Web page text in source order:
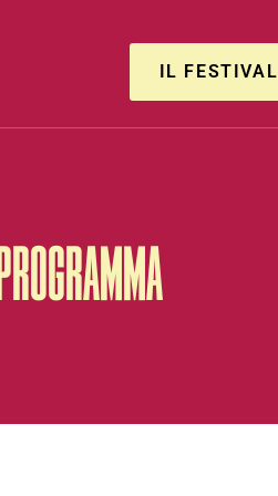
IL FESTIVAL
PROGRAMMA